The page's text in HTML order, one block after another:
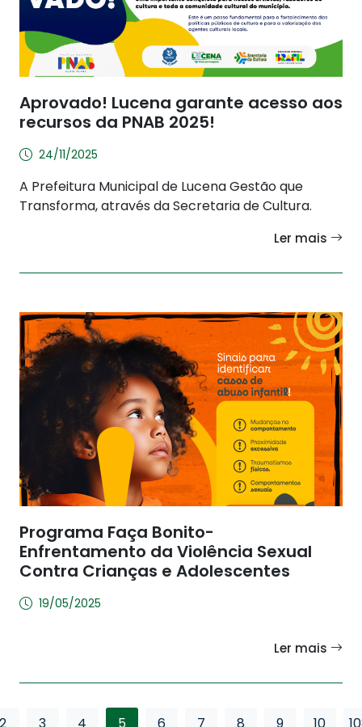
Aprovado! Lucena garante acesso aos
recursos da PNAB 2025!
24/11/2025
A Prefeitura Municipal de Lucena Gestão que
Transforma, através da Secretaria de Cultura.
Ler mais
Programa Faça Bonito-
Enfrentamento da Violência Sexual
Contra Crianças e Adolescentes
19/05/2025
Ler mais
2 3 4 5 6 7 8 9 10